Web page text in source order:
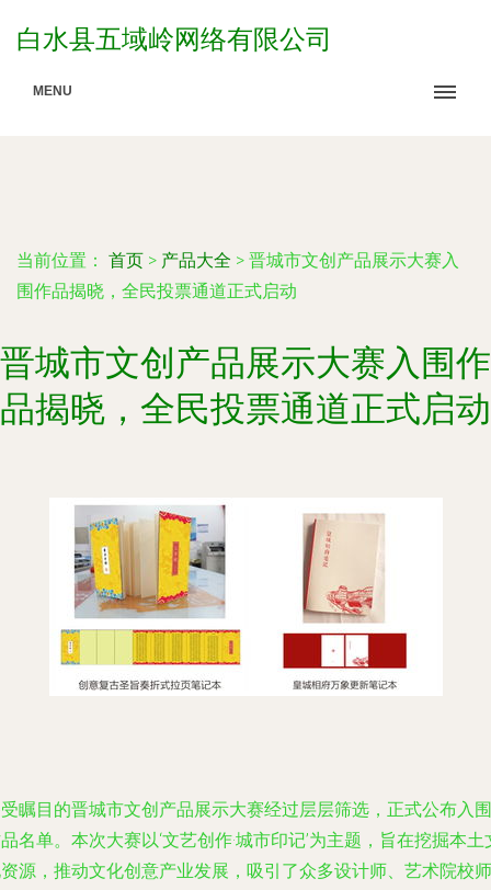
白水县五域岭网络有限公司
MENU
当前位置： 首页 > 产品大全 > 晋城市文创产品展示大赛入
围作品揭晓，全民投票通道正式启动
晋城市文创产品展示大赛入围作
品揭晓，全民投票通道正式启动
瞩目的晋城市文创产品展示大赛经过层层筛选，正式公布入围
名单。本次大赛以‘文艺创作·城市印记’为主题，旨在挖掘本土
源，推动文化创意产业发展，吸引了众多设计师、艺术院校师